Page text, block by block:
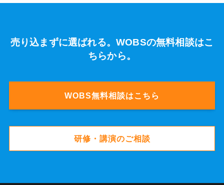
売り込まずに選ばれる。WOBSの無料相談はこ
ちらから。
WOBS無料相談はこちら
研修・講演のご相談